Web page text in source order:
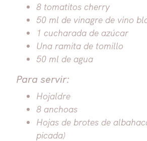
8 tomatitos cherry
50 ml de vinagre de vino
1 cucharada de azúcar
Una ramita de tomillo
50 ml de agua
Para servir:
Hojaldre
8 anchoas
Hojas de brotes de
picada)